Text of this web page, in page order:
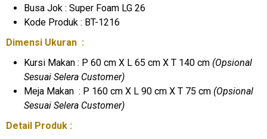
Busa Jok : Super Foam LG 26
Kode Produk : BT-1216
Dimensi Ukuran :
Kursi Makan : P 60 cm X L 65 cm X T 140 cm (Opsional
Sesuai Selera Customer)
Meja Makan : P 160 cm X L 90 cm X T 75 cm (Opsional
Sesuai Selera Customer)
Detail Produk :